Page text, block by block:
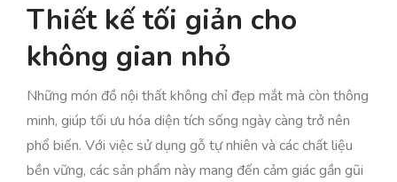
Thiết kế tối giản cho
không gian nhỏ
Những món đồ nội thất không chỉ đẹp mắt mà còn thông
minh, giúp tối ưu hóa diện tích sống ngày càng trở nên
phổ biến. Với việc sử dụng gỗ tự nhiên và các chất liệu
bền vững, các sản phẩm này mang đến cảm giác gần gũi